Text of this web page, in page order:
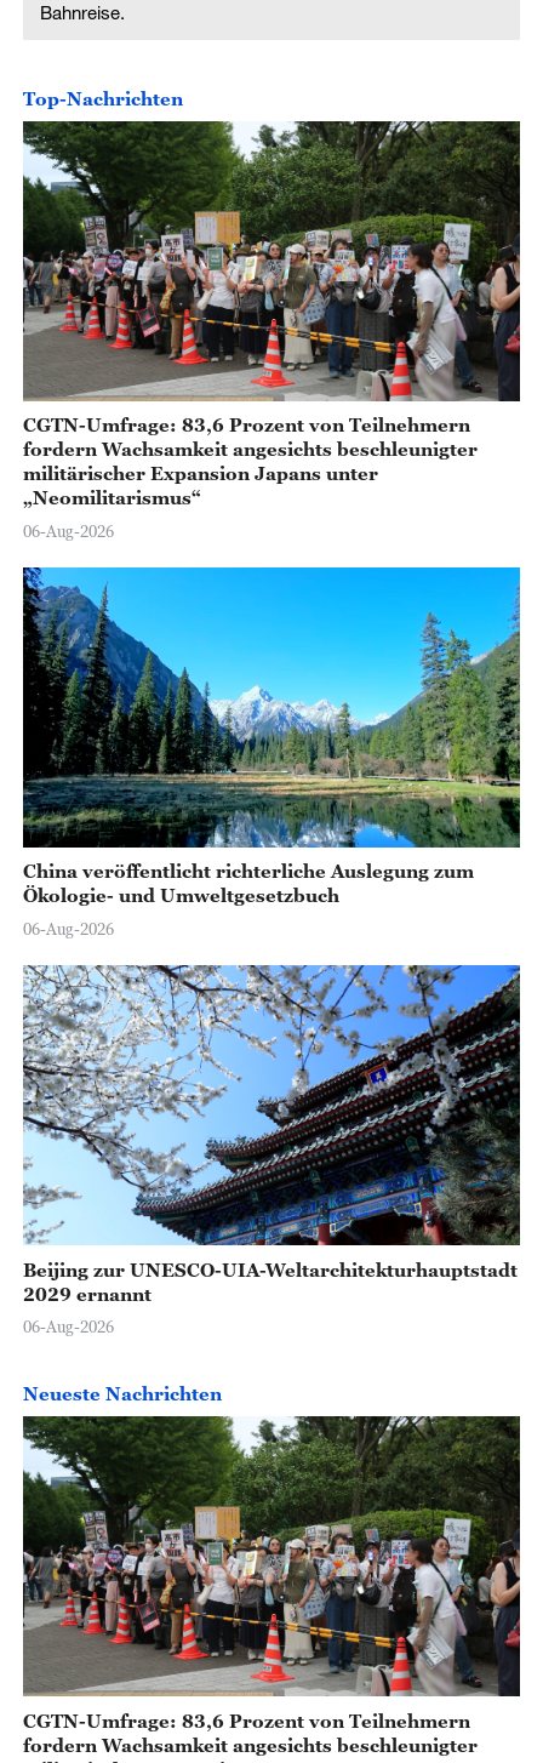
Bahnreise.
Top-Nachrichten
CGTN-Umfrage: 83,6 Prozent von Teilnehmern
fordern Wachsamkeit angesichts beschleunigter
militärischer Expansion Japans unter
„Neomilitarismus“
06-Aug-2026
China veröffentlicht richterliche Auslegung zum
Ökologie- und Umweltgesetzbuch
06-Aug-2026
Beijing zur UNESCO-UIA-Weltarchitekturhauptstadt
2029 ernannt
06-Aug-2026
Neueste Nachrichten
CGTN-Umfrage: 83,6 Prozent von Teilnehmern
fordern Wachsamkeit angesichts beschleunigter